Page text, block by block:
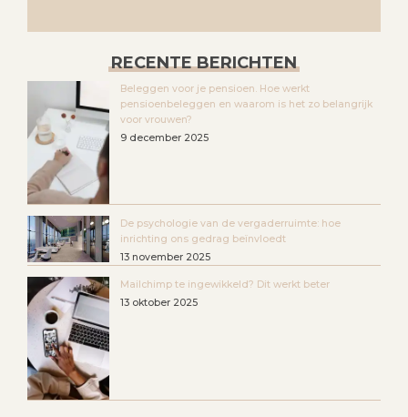
RECENTE BERICHTEN
Beleggen voor je pensioen. Hoe werkt
pensioenbeleggen en waarom is het zo belangrijk
voor vrouwen?
9 december 2025
De psychologie van de vergaderruimte: hoe
inrichting ons gedrag beïnvloedt
13 november 2025
Mailchimp te ingewikkeld? Dit werkt beter
13 oktober 2025